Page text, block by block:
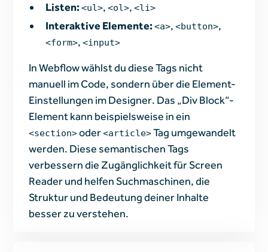
Listen: <ul>,<ol>,<li>
Interaktive Elemente: <a>,<button>,
<form>,<input>
In Webflow wählst du diese Tags nicht
manuell im Code, sondern über die Element-
Einstellungen im Designer. Das „Div Block“-
Element kann beispielsweise in ein
<section>oder<article>Tag umgewandelt
werden. Diese semantischen Tags
verbessern die Zugänglichkeit für Screen
Reader und helfen Suchmaschinen, die
Struktur und Bedeutung deiner Inhalte
besser zu verstehen.